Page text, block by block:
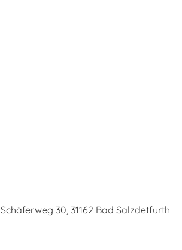
Schäferweg 30, 31162 Bad Salzdetfurth